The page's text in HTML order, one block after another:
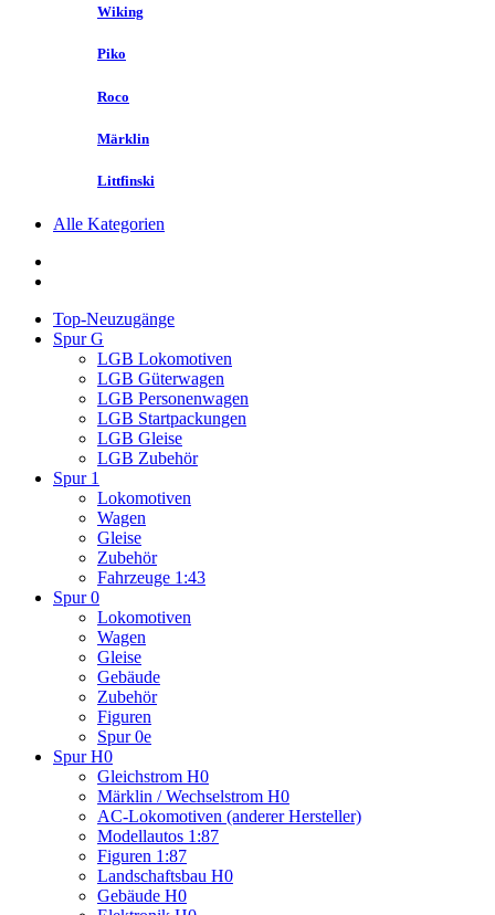
Wiking
Piko
Roco
Märklin
Littfinski
Alle Kategorien
Top-Neuzugänge
Spur G
LGB Lokomotiven
LGB Güterwagen
LGB Personenwagen
LGB Startpackungen
LGB Gleise
LGB Zubehör
Spur 1
Lokomotiven
Wagen
Gleise
Zubehör
Fahrzeuge 1:43
Spur 0
Lokomotiven
Wagen
Gleise
Gebäude
Zubehör
Figuren
Spur 0e
Spur H0
Gleichstrom H0
Märklin / Wechselstrom H0
AC-Lokomotiven (anderer Hersteller)
Modellautos 1:87
Figuren 1:87
Landschaftsbau H0
Gebäude H0